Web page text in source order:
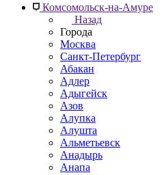
Комсомольск-на-Амуре
Назад
Города
Москва
Санкт-Петербург
Абакан
Адлер
Адыгейск
Азов
Алупка
Алушта
Альметьевск
Анадырь
Анапа